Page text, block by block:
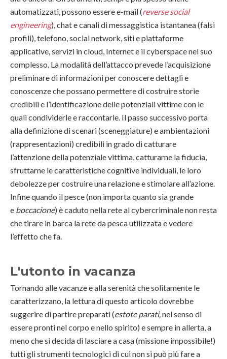
automatizzati, possono essere e-mail (reverse social
engineering), chat e canali di messaggistica istantanea (falsi
profili), telefono, social network, siti e piattaforme
applicative, servizi in cloud, Internet e il cyberspace nel suo
complesso. La modalità dell’attacco prevede l’acquisizione
preliminare di informazioni per conoscere dettagli e
conoscenze che possano permettere di costruire storie
credibili e l’identificazione delle potenziali vittime con le
quali condividerle e raccontarle. Il passo successivo porta
alla definizione di scenari (sceneggiature) e ambientazioni
(rappresentazioni) credibili in grado di catturare
l’attenzione della potenziale vittima, catturarne la fiducia,
sfruttarne le caratteristiche cognitive individuali, le loro
debolezze per costruire una relazione e stimolare all’azione.
Infine quando il pesce (non importa quanto sia grande
e boccacione) è caduto nella rete al cybercriminale non resta
che tirare in barca la rete da pesca utilizzata e vedere
l’effetto che fa.
L'utonto in vacanza
Tornando alle vacanze e alla serenità che solitamente le
caratterizzano, la lettura di questo articolo dovrebbe
suggerire di partire preparati (estote parati, nel senso di
essere pronti nel corpo e nello spirito) e sempre in allerta, a
meno che si decida di lasciare a casa (missione impossibile!)
tutti gli strumenti tecnologici di cui non si può più fare a